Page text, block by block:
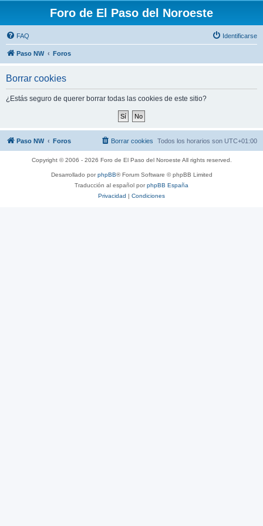
Foro de El Paso del Noroeste
FAQ Identificarse
Paso NW Foros
Borrar cookies
¿Estás seguro de querer borrar todas las cookies de este sitio?
Paso NW Foros Todos los horarios son UTC+01:00
Borrar cookies
Copyright © 2006 - 2026 Foro de El Paso del Noroeste All rights reserved.
Desarrollado porphpBB® Forum Software © phpBB Limited
Traducción al español porphpBB España
Privacidad | Condiciones